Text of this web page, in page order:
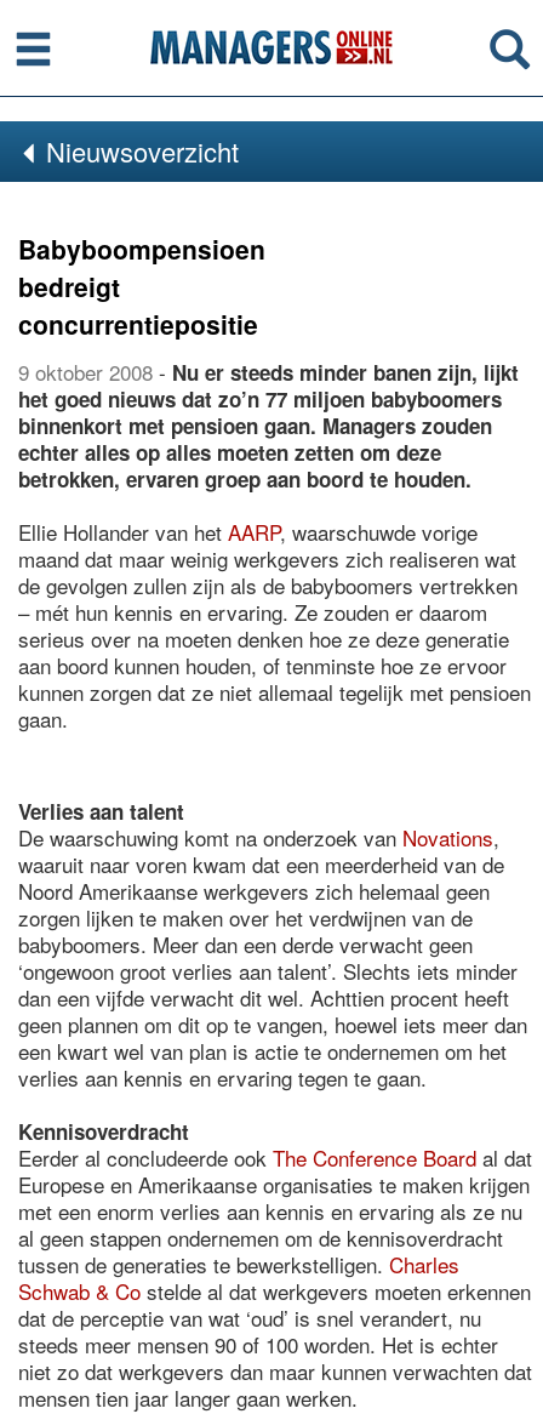
Menu
Nieuwsoverzicht
Babyboompensioen
bedreigt
concurrentiepositie
9 oktober 2008 - Nu er steeds minder banen zijn, lijkt
het goed nieuws dat zo’n 77 miljoen babyboomers
binnenkort met pensioen gaan. Managers zouden
echter alles op alles moeten zetten om deze
betrokken, ervaren groep aan boord te houden.
Ellie Hollander van het AARP, waarschuwde vorige
maand dat maar weinig werkgevers zich realiseren wat
de gevolgen zullen zijn als de babyboomers vertrekken
– mét hun kennis en ervaring. Ze zouden er daarom
serieus over na moeten denken hoe ze deze generatie
aan boord kunnen houden, of tenminste hoe ze ervoor
kunnen zorgen dat ze niet allemaal tegelijk met pensioen
gaan.
Verlies aan talent
De waarschuwing komt na onderzoek van Novations,
waaruit naar voren kwam dat een meerderheid van de
Noord Amerikaanse werkgevers zich helemaal geen
zorgen lijken te maken over het verdwijnen van de
babyboomers. Meer dan een derde verwacht geen
‘ongewoon groot verlies aan talent’. Slechts iets minder
dan een vijfde verwacht dit wel. Achttien procent heeft
geen plannen om dit op te vangen, hoewel iets meer dan
een kwart wel van plan is actie te ondernemen om het
verlies aan kennis en ervaring tegen te gaan.
Kennisoverdracht
Eerder al concludeerde ook The Conference Board al dat
Europese en Amerikaanse organisaties te maken krijgen
met een enorm verlies aan kennis en ervaring als ze nu
al geen stappen ondernemen om de kennisoverdracht
tussen de generaties te bewerkstelligen. Charles
Schwab & Co stelde al dat werkgevers moeten erkennen
dat de perceptie van wat ‘oud’ is snel verandert, nu
steeds meer mensen 90 of 100 worden. Het is echter
niet zo dat werkgevers dan maar kunnen verwachten dat
mensen tien jaar langer gaan werken.